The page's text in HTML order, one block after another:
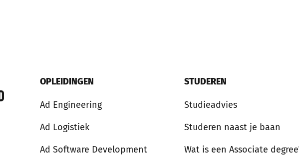
OPLEIDINGEN
Ad Engineering
Ad Logistiek
Ad Software Development
STUDEREN
Studieadvies
Studeren naast je baan
Wat is een Associate